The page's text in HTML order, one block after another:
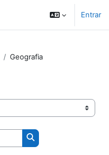
Entrar
Geografia
Pesquisar disciplinas